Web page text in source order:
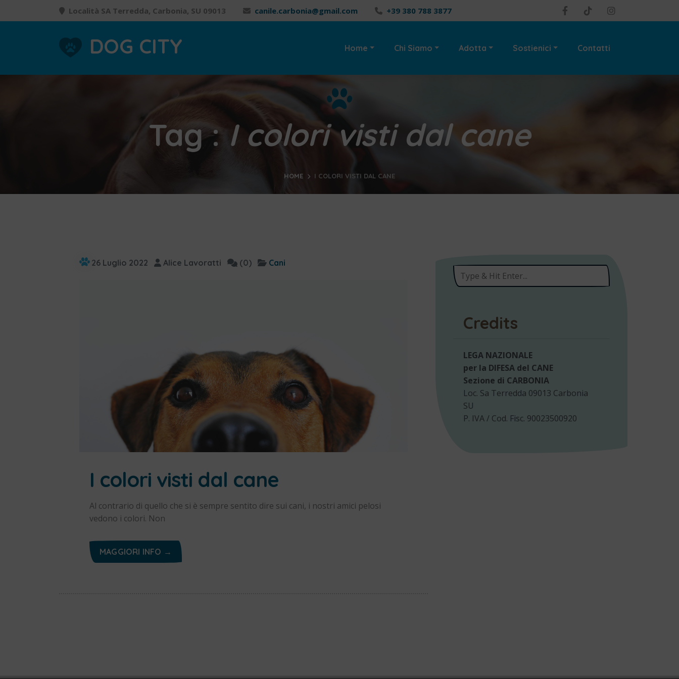
Località SA Terredda, Carbonia, SU 09013 canile.carbonia@gmail.com +39 380 788 3877
DOG CITY Home Chi Siamo Adotta Sostienici Contatti
Tag : I colori visti dal cane
HOME I COLORI VISTI DAL CANE
26 Luglio 2022 Alice Lavoratti (0) Cani
I colori visti dal cane
Al contrario di quello che si è sempre sentito dire sui cani, i nostri amici pelosi
vedono i colori. Non
MAGGIORI INFO →
Credits
LEGA NAZIONALE
per la DIFESA del CANE
Sezione di CARBONIA
Loc. Sa Terredda 09013 Carbonia
SU
P. IVA / Cod. Fisc. 90023500920